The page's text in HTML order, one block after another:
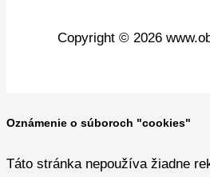
Copyright © 2026
Oznámenie o súboroch "cookies"
Táto stránka nepoužíva žiadne